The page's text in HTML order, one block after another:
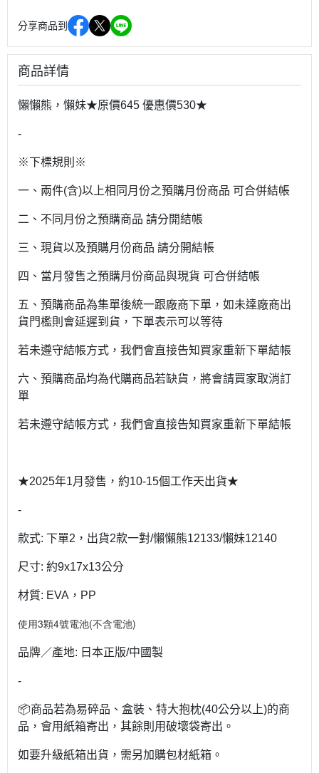
分享商品到
商品詳情
懶懶熊，懶妹★原價645 優惠價530★
-
※下標規則※
一、兩件(含)以上相同月份之預購月份商品 可合併結帳
二、不同月份之預購商品 請分開結帳
三、現貨以及預購月份商品 請分開結帳
四、當月發售之預購月份商品與現貨 可合併結帳
五、預購商品為集單後統一跟廠商下單，如未達廠商出
貨門檻則會延遲到貨，下單表示可以等待
若未遵守結帳方式，我們會直接告知買家重新下單結帳
六、預購商品均為代購商品若缺貨，將會請買家取消訂
單
若未遵守結帳方式，我們會直接告知買家重新下單結帳
★2025年1月發售，約10-15個工作天出貨★
-
款式: 下單2，出貨2款一對/懶懶熊12133/懶妹12140
尺寸: 約9x17x13公分
材質: EVA，PP
使用3顆4號電池(不含電池)
品牌／產地: 日本正版/中國製
-
📦商品若為易碎品、盒裝、特大抱枕(40公分以上)的商
品，會用紙箱寄出，其餘則用破壞袋寄出。
如要升級紙箱出貨，需另加購包材紙箱。